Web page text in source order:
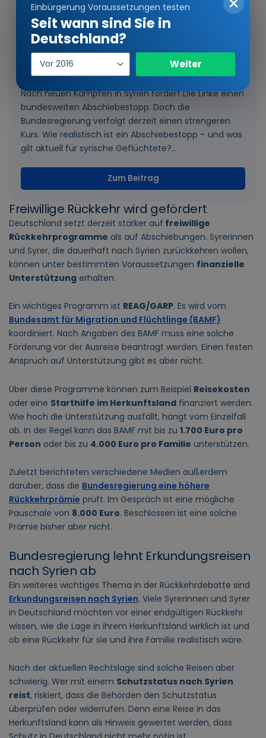
Nach anhaltenden Kämpfen in Syrien:
Kommt ein Abschiebestopp für
Geflüchtete?
Nach neuen Kämpfen in Syrien fordert Die Linke einen
bundesweiten Abschiebestopp. Doch die
Bundesregierung verfolgt derzeit einen strengeren
Kurs. Wie realistisch ist ein Abschiebestopp – und was
gilt aktuell für syrische Geflüchtete?...
Zum Beitrag
Freiwillige Rückkehr wird gefördert
Deutschland setzt derzeit stärker auf freiwillige
Rückkehrprogramme als auf Abschiebungen. Syrerinnen
und Syrer, die dauerhaft nach Syrien zurückkehren wollen,
können unter bestimmten Voraussetzungen finanzielle
Unterstützung erhalten.
Ein wichtiges Programm ist REAG/GARP. Es wird vom
Bundesamt für Migration und Flüchtlinge (BAMF)
koordiniert. Nach Angaben des BAMF muss eine solche
Förderung vor der Ausreise beantragt werden. Einen festen
Anspruch auf Unterstützung gibt es aber nicht.
Über diese Programme können zum Beispiel Reisekosten
oder eine Starthilfe im Herkunftsland finanziert werden.
Wie hoch die Unterstützung ausfällt, hängt vom Einzelfall
ab. In der Regel kann das BAMF mit bis zu 1.700 Euro pro
Person oder bis zu 4.000 Euro pro Familie unterstützen.
Zuletzt berichteten verschiedene Medien außerdem
darüber, dass die Bundesregierung eine höhere
Rückkehrprämie prüft. Im Gespräch ist eine mögliche
Pauschale von 8.000 Euro. Beschlossen ist eine solche
Prämie bisher aber nicht.
Bundesregierung lehnt Erkundungsreisen
nach Syrien ab
Ein weiteres wichtiges Thema in der Rückkehrdebatte sind
Erkundungsreisen nach Syrien. Viele Syrerinnen und Syrer
in Deutschland möchten vor einer endgültigen Rückkehr
wissen, wie die Lage in ihrem Herkunftsland wirklich ist und
ob eine Rückkehr für sie und ihre Familie realistisch wäre.
Nach der aktuellen Rechtslage sind solche Reisen aber
schwierig. Wer mit einem Schutzstatus nach Syrien
reist, riskiert, dass die Behörden den Schutzstatus
überprüfen oder widerrufen. Denn eine Reise in das
Herkunftsland kann als Hinweis gewertet werden, dass
Einbürgerung Voraussetzungen testen
Seit wann sind Sie in
Deutschland?
Einreisejahr Weiter